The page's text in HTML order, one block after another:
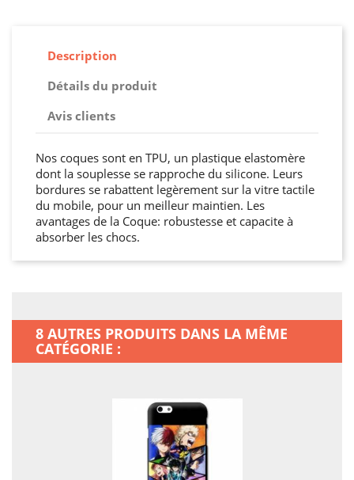
Description
Détails du produit
Avis clients
Nos coques sont en TPU, un plastique elastomère
dont la souplesse se rapproche du silicone. Leurs
bordures se rabattent legèrement sur la vitre tactile
du mobile, pour un meilleur maintien. Les
avantages de la Coque: robustesse et capacite à
absorber les chocs.
8 AUTRES PRODUITS DANS LA MÊME
CATÉGORIE :